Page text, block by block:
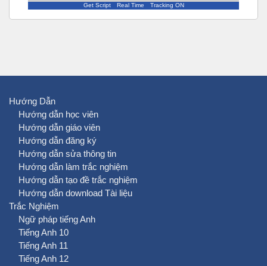
Get Script Real Time Tracking ON
Hướng Dẫn
Hướng dẫn học viên
Hướng dẫn giáo viên
Hướng dẫn đăng ký
Hướng dẫn sửa thông tin
Hướng dẫn làm trắc nghiệm
Hướng dẫn tạo đề trắc nghiệm
Hướng dẫn download Tài liệu
Trắc Nghiệm
Ngữ pháp tiếng Anh
Tiếng Anh 10
Tiếng Anh 11
Tiếng Anh 12